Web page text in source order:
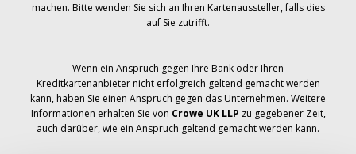
machen. Bitte wenden Sie sich an Ihren Kartenaussteller, falls dies
auf Sie zutrifft.
Wenn ein Anspruch gegen Ihre Bank oder Ihren
Kreditkartenanbieter nicht erfolgreich geltend gemacht werden
kann, haben Sie einen Anspruch gegen das Unternehmen. Weitere
Informationen erhalten Sie von Crowe UK LLP zu gegebener Zeit,
auch darüber, wie ein Anspruch geltend gemacht werden kann.